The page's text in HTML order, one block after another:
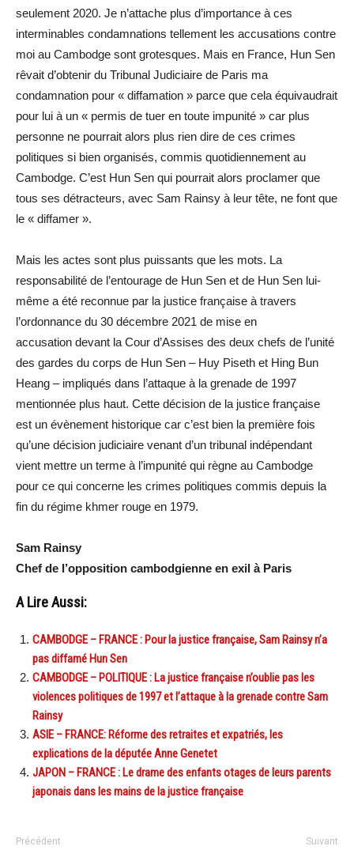
seulement 2020. Je n’attache plus d’importance à ces
interminables condamnations tellement les accusations contre
moi au Cambodge sont grotesques. Mais en France, Hun Sen
rêvait d’obtenir du Tribunal Judiciaire de Paris ma
condamnation pour « diffamation » parce que cela équivaudrait
pour lui à un « permis de tuer en toute impunité » car plus
personne ne pourrait alors plus rien dire de ces crimes
politiques si bien organisés, commis quotidiennement au
Cambodge. C’est Hun Sen qui pourrait alors proclamer que
tous ses détracteurs, avec Sam Rainsy à leur tête, ne font que
le « diffamer ».
Mais les actes sont plus puissants que les mots. La
responsabilité de l’entourage de Hun Sen et de Hun Sen lui-
même a été reconnue par la justice française à travers
l’ordonnance du 30 décembre 2021 de mise en
accusation devant la Cour d’Assises des deux chefs de l’unité
des gardes du corps de Hun Sen – Huy Piseth et Hing Bun
Heang – impliqués dans l’attaque à la grenade de 1997
mentionnée plus haut. Cette décision de la justice française
est un évènement historique car c’est bien la première fois
qu’une décision judiciaire venant d’un tribunal indépendant
vient mettre un terme à l’impunité qui règne au Cambodge
pour ce qui concerne les crimes politiques commis depuis la
fin du régime khmer rouge en 1979.
Sam Rainsy
Chef de l’opposition cambodgienne en exil à Paris
A Lire Aussi:
CAMBODGE – FRANCE : Pour la justice française, Sam Rainsy n’a
pas diffamé Hun Sen
CAMBODGE – POLITIQUE : La justice française n’oublie pas les
violences politiques de 1997 et l’attaque à la grenade contre Sam
Rainsy
ASIE – FRANCE: Réforme des retraites et expatriés, les
explications de la députée Anne Genetet
JAPON – FRANCE : Le drame des enfants otages de leurs parents
japonais dans les mains de la justice française
Précédent Suivant